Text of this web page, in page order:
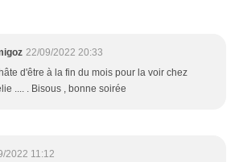
22/09/2022 20:33
d'être à la fin du mois pour la voir chez
.... . Bisous , bonne soirée
2022 11:12